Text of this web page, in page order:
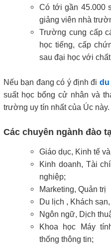
Có tới gần 45.000
giảng viên nhà
Trường cung cấp
học tiếng, cấp
sau đại học với
Nếu bạn đang có ý định đi du
suất học bổng cử nhân và
trường uy tín nhất của Úc này.
Các chuyên ngành đào
Giáo dục, Kinh tế
Kinh doanh, Tài
nghiệp;
Marketing, Quản trị
Du lịch , Khách
Ngôn ngữ, Dịch
Khoa học Máy
thống thông tin;